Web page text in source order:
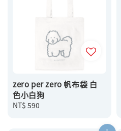
zero per zero 帆布袋 白
色小白狗
Regular
NT$ 590